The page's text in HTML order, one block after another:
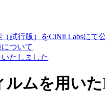
試行版）をCiNii Labsにて
ついて
たしました
ルムを用い